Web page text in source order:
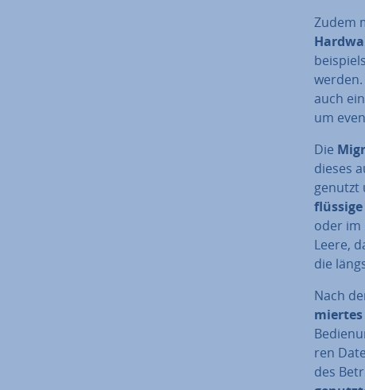
Zudem
auch ein
um
Die
dieses
genutzt
oder im
Leere,
die
Nach
mier­tes
ren
des